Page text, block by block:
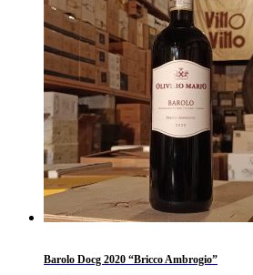
Barolo Docg 2020 “Bricco Ambrogio”